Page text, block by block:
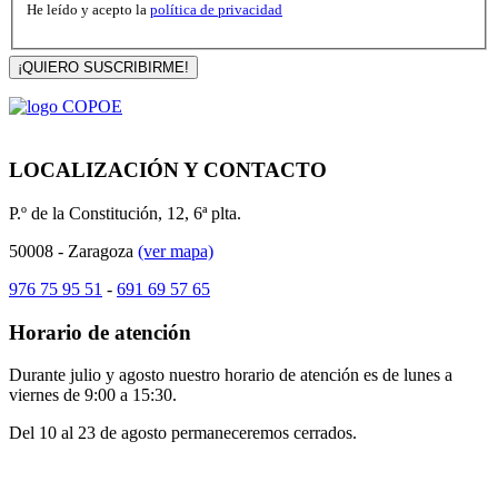
He leído y acepto la política de privacidad
¡QUIERO SUSCRIBIRME!
LOCALIZACIÓN Y CONTACTO
P.º de la Constitución, 12, 6ª plta.
50008 - Zaragoza (ver mapa)
976 75 95 51 - 691 69 57 65
Horario de atención
Durante julio y agosto nuestro horario de atención es de lunes a
viernes de 9:00 a 15:30.
Del 10 al 23 de agosto permaneceremos cerrados.